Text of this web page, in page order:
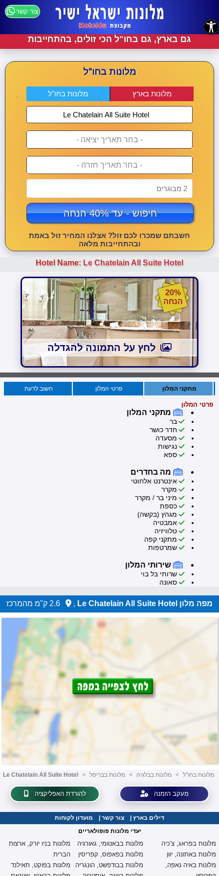
גם בארץ, גם בחו"ל הכי זולים, בהתחייבות
צור קשר
מלונות בחו"ל
מלונות בחו"ל מלונות בארץ
- בחר תאריך יציאה -
- בחר תאריך חזרה -
2 מבוגרים
חיפוש - עד 40% הנחה
חשבתם שמכרו לכם זול? אצלנו המחיר זול באמת
ובהתחייבות מלאה
Hotel Name: Le Chatelain All Suite Hotel
20%
הנחה
לחץ על התמונה להגדלה
חשוב לדעת פרטי המלון מתקני המלון
פרטי המלון
מתקני המלון
בר
חדר כושר
מסעדה
נגישות
ספא
מה בחדרים
אינטרנט אלחוטי
מקרר
מיני בר / מקרר
כספת
מגהץ (בקשה)
אמבטיה
טלוויזיה
מתקני קפה
שמרטפות
שירותי המלון
שרותי בל בוי
סאונה
מפה מלון Le Chatelain All Suite Hotel ,
Le Chatelain All Suite Hotel < מלונות בבריסל < מלונות בבלגיה < מלונות בחו"ל
להורדת האפליקציה מעקב הזמנה
דילים בארץ צור קשר
מועדון לקוחות
יעדי מלונות פופולאריים
מלונות בניו יורק, ארצות
הברית
מלונות בפוקט, תאילנד
מלונות בבאטומי, גאורגיה
מלונות בפאפוס, קפריסין
מלונות בבודפשט, הונגריה
מלונות בפראג, צ'כיה
מלונות באתונה, יוון
מלונות באיה נאפה,
נגישות